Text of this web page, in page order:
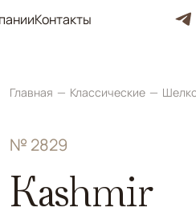
Контакты
Главная Классические
№ 2829
Kashmir